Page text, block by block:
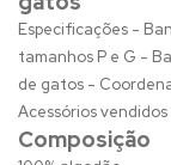
Especificações -
tamanhos P e G -
de gatos -
Acessórios
Composição